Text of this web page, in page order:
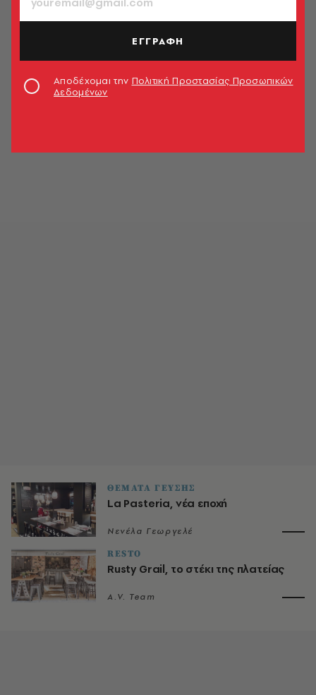
ΘΕΜΑΤΑ ΓΕΥΣΗΣ
La Pasteria, νέα εποχή
Νενέλα Γεωργελέ
RESTO
Rusty Grail, το στέκι της πλατείας
A.V. Team
ΕΓΓΡΑΦΗ
Αποδέχομαι την Πολιτική Προστασίας Προσωπικών
Δεδομένων